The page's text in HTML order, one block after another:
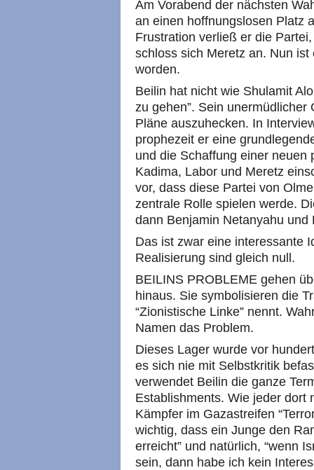
Am Vorabend der nächsten
an einen hoffnungslosen Platz
Frustration verließ er die
schloss sich Meretz an. Nun
worden.
Beilin hat nicht wie Shulamit
zu gehen”. Sein
Pläne auszuhecken. In
prophezeit er eine
und die Schaffung einer neuen
Kadima, Labor und Meretz
vor, dass diese Partei von
zentrale Rolle spielen werde.
dann Benjamin Netanyahu
Das ist zwar eine interessante
Realisierung sind gleich null.
BEILINS PROBLEME gehen
hinaus. Sie symbolisieren die
“Zionistische Linke” nennt.
Namen das Problem.
Dieses Lager wurde vor
es sich nie mit Selbstkritik
verwendet Beilin die ganze
Establishments. Wie jeder dort
Kämpfer im Gazastreifen
wichtig, dass ein Junge den
erreicht” und natürlich, “wenn
sein, dann habe ich kein